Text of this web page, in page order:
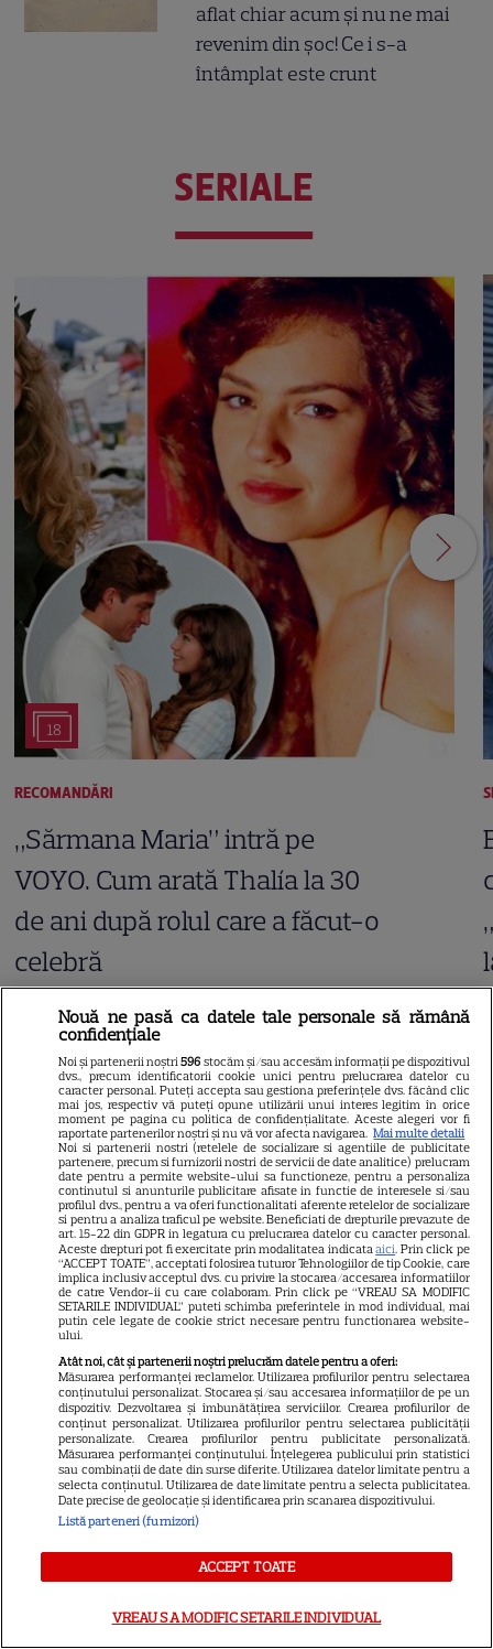
aflat chiar acum și nu ne mai
revenim din șoc! Ce i s-a
întâmplat este crunt
SERIALE
18
RECOMANDĂRI
„Sărmana Maria” intră pe
VOYO. Cum arată Thalía la 30
de ani după rolul care a făcut-o
celebră
ARTICOLE PARTENERI
Horoscop 30 iulie 2026. Tauriii
se interesează mai puțin ce se
discută în spatele ușilor
închise
Luna plină din 29 iulie
deschide un nou capitol. Este
momentul astral care îți poate
schimba direcția vieții
Ploaia de meteori Delta
Aquaride 2026: când o poți
Nouă ne pasă ca datele tale personale să rămână
confidențiale
Noi și partenerii noștri596 stocăm și/sau accesăm informații pe dispozitivul
dvs., precum identificatorii cookie unici pentru prelucrarea datelor cu
caracter personal. Puteți accepta sau gestiona preferințele dvs. făcând clic
mai jos, respectiv vă puteți opune utilizării unui interes legitim în orice
moment pe pagina cu politica de confidențialitate. Aceste alegeri vor fi
raportate partenerilor noștri și nu vă vor afecta navigarea. Mai multe detalii
Noi si partenerii nostri (retelele de socializare si agentiile de publicitate
partenere, precum si furnizorii nostri de servicii de date analitice) prelucram
date pentru a permite website-ului sa functioneze, pentru a personaliza
continutul si anunturile publicitare afisate in functie de interesele si/sau
profilul dvs., pentru a va oferi functionalitati aferente retelelor de socializare
si pentru a analiza traficul pe website. Beneficiati de drepturile prevazute de
art. 15-22 din GDPR in legatura cu prelucrarea datelor cu caracter personal.
Aceste drepturi pot fi exercitate prin modalitatea indicataaici. Prin click pe
“ACCEPT TOATE”, acceptati folosirea tuturor Tehnologiilor de tip Cookie, care
implica inclusiv acceptul dvs. cu privire la stocarea/accesarea informatiilor
de catre Vendor-ii cu care colaboram. Prin click pe “VREAU SA MODIFIC
SETARILE INDIVIDUAL” puteti schimba preferintele in mod individual, mai
putin cele legate de cookie strict necesare pentru functionarea website-
ului.
Atât noi, cât și partenerii noștri prelucrăm datele pentru a oferi:
Măsurarea performanței reclamelor. Utilizarea profilurilor pentru selectarea
conținutului personalizat. Stocarea și/sau accesarea informațiilor de pe un
dispozitiv. Dezvoltarea și îmbunătățirea serviciilor. Crearea profilurilor de
conținut personalizat. Utilizarea profilurilor pentru selectarea publicității
personalizate. Crearea profilurilor pentru publicitate personalizată.
Măsurarea performanței conținutului. Înțelegerea publicului prin statistici
sau combinații de date din surse diferite. Utilizarea datelor limitate pentru a
selecta conținutul. Utilizarea de date limitate pentru a selecta publicitatea.
Date precise de geolocație și identificarea prin scanarea dispozitivului.
Listă parteneri (furnizori)
ACCEPT TOATE
VREAU SA MODIFIC SETARILE INDIVIDUAL